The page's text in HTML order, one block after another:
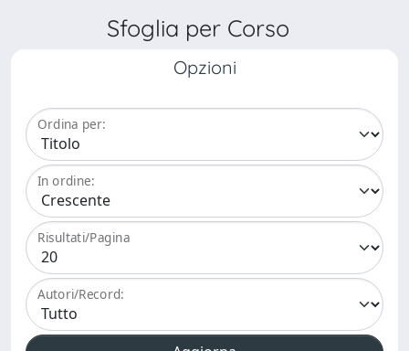
Sfoglia per Corso
Opzioni
Ordina per:
In ordine:
Risultati/Pagina
Autori/Record: